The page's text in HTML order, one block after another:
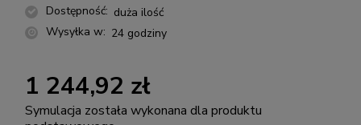
Dostępność: duża ilość
Wysyłka w: 24 godziny
1 244,92 zł
Symulacja została wykonana dla produktu